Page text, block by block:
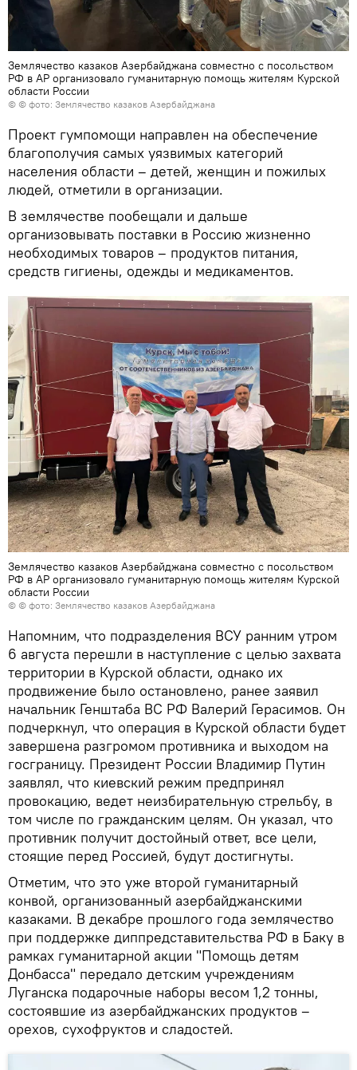
Землячество казаков Азербайджана совместно с посольством
РФ в АР организовало гуманитарную помощь жителям Курской
области России
© © фото: Землячество казаков Азербайджана
Проект гумпомощи направлен на обеспечение
благополучия самых уязвимых категорий
населения области – детей, женщин и пожилых
людей, отметили в организации.
В землячестве пообещали и дальше
организовывать поставки в Россию жизненно
необходимых товаров – продуктов питания,
средств гигиены, одежды и медикаментов.
Землячество казаков Азербайджана совместно с посольством
РФ в АР организовало гуманитарную помощь жителям Курской
области России
© © фото: Землячество казаков Азербайджана
Напомним, что подразделения ВСУ ранним утром
6 августа перешли в наступление с целью захвата
территории в Курской области, однако их
продвижение было остановлено, ранее заявил
начальник Генштаба ВС РФ Валерий Герасимов. Он
подчеркнул, что операция в Курской области будет
завершена разгромом противника и выходом на
госграницу. Президент России Владимир Путин
заявлял, что киевский режим предпринял
провокацию, ведет неизбирательную стрельбу, в
том числе по гражданским целям. Он указал, что
противник получит достойный ответ, все цели,
стоящие перед Россией, будут достигнуты.
Отметим, что это уже второй гуманитарный
конвой, организованный азербайджанскими
казаками. В декабре прошлого года землячество
при поддержке диппредставительства РФ в Баку в
рамках гуманитарной акции "Помощь детям
Донбасса" передало детским учреждениям
Луганска подарочные наборы весом 1,2 тонны,
состоявшие из азербайджанских продуктов –
орехов, сухофруктов и сладостей.